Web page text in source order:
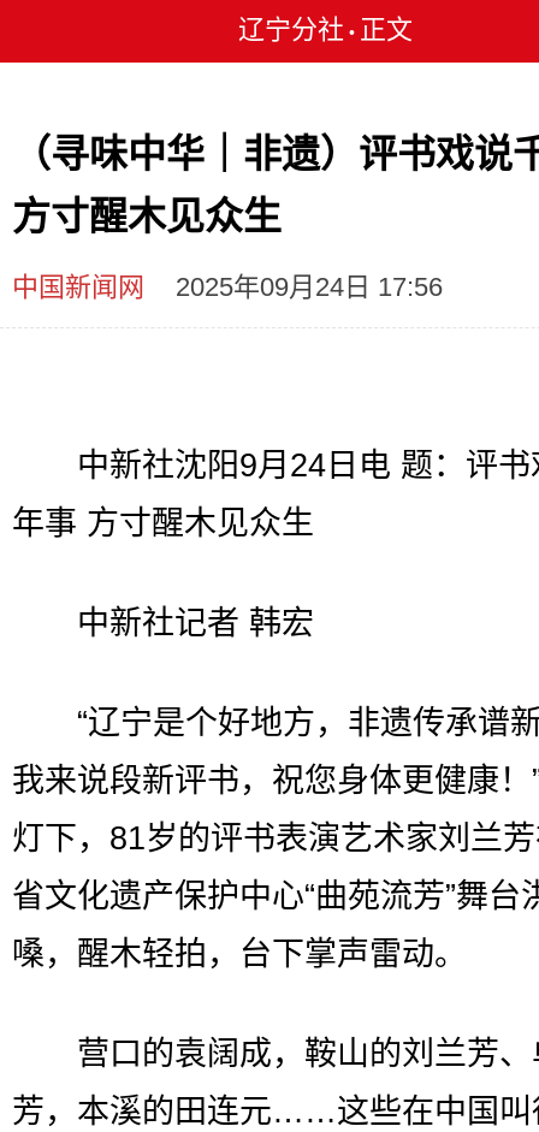
辽宁分社 • 正文
（寻味中华｜非遗）评书戏说
方寸醒木见众生
中国新闻网 2025年09月24日 17:56
中新社沈阳9月24日电 题：评书
年事 方寸醒木见众生
中新社记者 韩宏
“辽宁是个好地方，非遗传承谱
我来说段新评书，祝您身体更健康！
灯下，81岁的评书表演艺术家刘兰
省文化遗产保护中心“曲苑流芳”舞台
嗓，醒木轻拍，台下掌声雷动。
营口的袁阔成，鞍山的刘兰芳、
芳，本溪的田连元……这些在中国叫